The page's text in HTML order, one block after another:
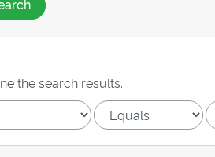
the search results.